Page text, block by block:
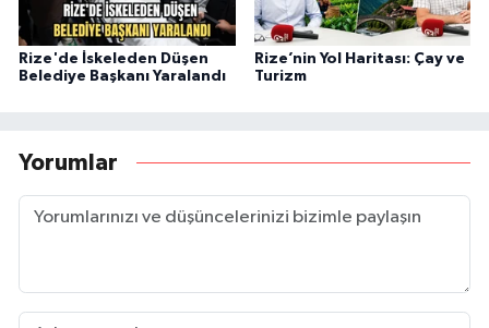
Rize'de İskeleden Düşen
Belediye Başkanı Yaralandı
Rize’nin Yol Haritası: Çay ve
Turizm
Yorumlar